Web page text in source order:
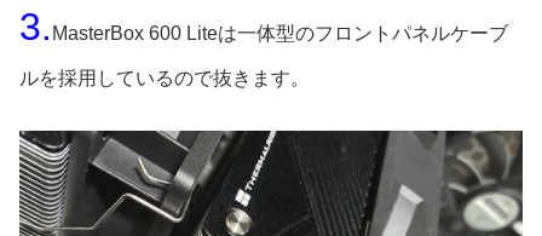
3. MasterBox 600 Liteは一体型のフロントパネルケーブ
ルを採用しているので抜きます。